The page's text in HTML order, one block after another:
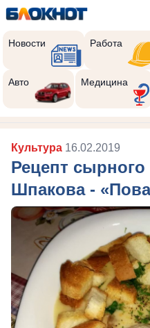
Новости Работа
Авто Медицина
Культура 16.02.2019
Рецепт сырного
Шпакова -